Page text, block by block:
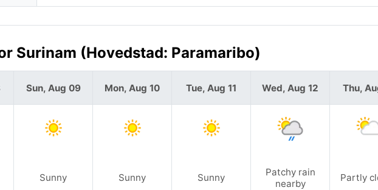
Surinam (Hovedstad: Paramaribo)
Sun, Aug 09
Sunny
Mon, Aug 10
Sunny
Tue, Aug 11
Sunny
Wed, Aug 12
Patchy rain
nearby
Thu,
Partly